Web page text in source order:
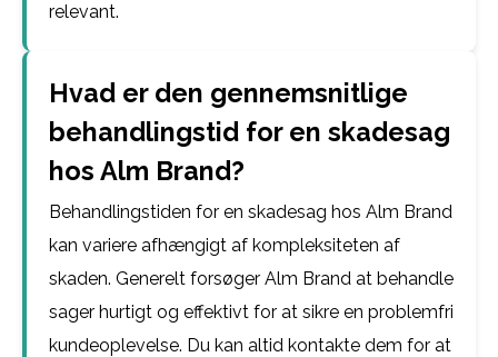
relevant.
Hvad er den gennemsnitlige
behandlingstid for en skadesag
hos Alm Brand?
Behandlingstiden for en skadesag hos Alm Brand
kan variere afhængigt af kompleksiteten af
skaden. Generelt forsøger Alm Brand at behandle
sager hurtigt og effektivt for at sikre en problemfri
kundeoplevelse. Du kan altid kontakte dem for at